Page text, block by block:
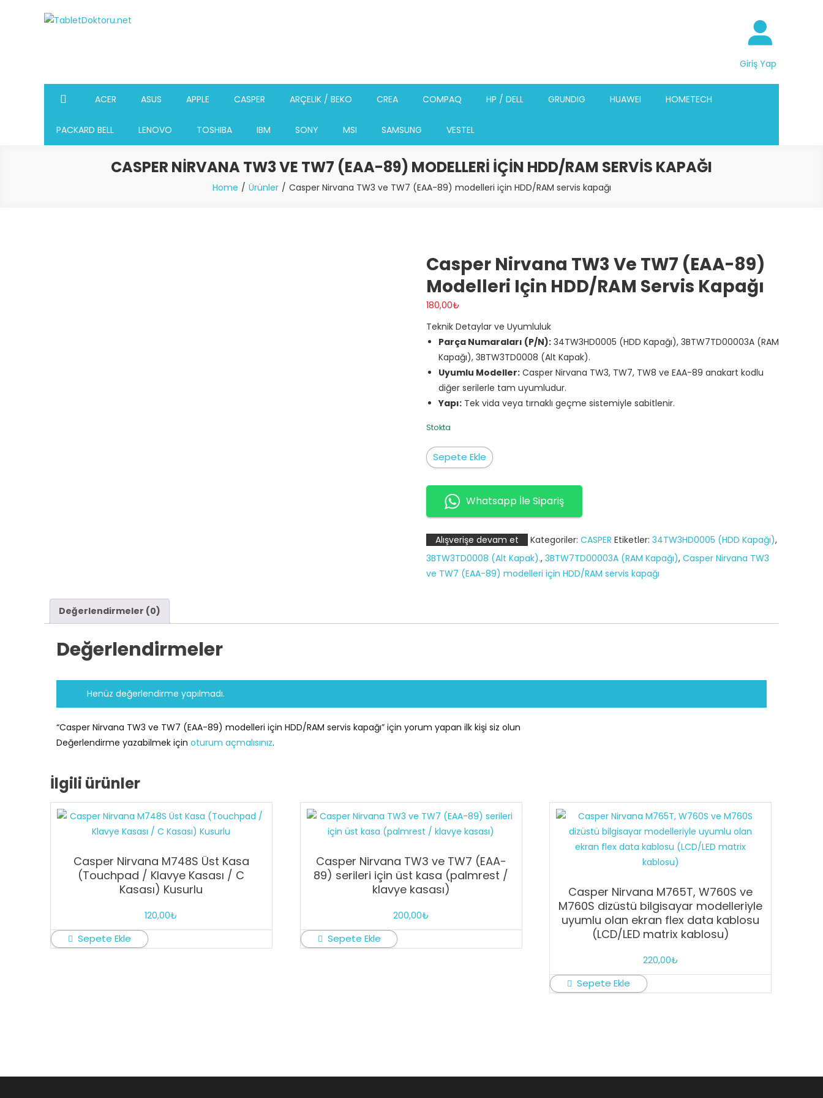
Giriş Yap
ACER ASUS APPLE CASPER ARÇELIK / BEKO CREA COMPAQ HP / DELL GRUNDIG HUAWEI HOMETECH
PACKARD BELL LENOVO TOSHIBA IBM SONY MSI SAMSUNG VESTEL
CASPER NIRVANA TW3 VE TW7 (EAA-89) MODELLERI IÇIN HDD/RAM SERVIS KAPAĞI
Home Ürünler Casper Nirvana TW3 ve TW7 (EAA-89) modelleri için HDD/RAM servis kapağı
Casper Nirvana TW3 Ve TW7 (EAA-89)
Modelleri Için HDD/RAM Servis Kapağı
180,00₺
Teknik Detaylar ve Uyumluluk
Parça Numaraları (P/N): 34TW3HD0005 (HDD Kapağı), 3BTW7TD00003A (RAM
Kapağı), 3BTW3TD0008 (Alt Kapak).
Uyumlu Modeller: Casper Nirvana TW3, TW7, TW8 ve EAA-89 anakart kodlu
diğer serilerle tam uyumludur.
Yapı: Tek vida veya tırnaklı geçme sistemiyle sabitlenir.
Stokta
Casper
Nirvana
TW3
TW7
89)
modelleri
için
kapağı
Sepete Ekle
Whatsapp İle Sipariş
Alışverişe devam et Kategoriler: CASPER Etiketler: 34TW3HD0005 (HDD Kapağı),
3BTW3TD0008 (Alt Kapak)., 3BTW7TD00003A (RAM Kapağı), Casper Nirvana TW3
ve TW7 (EAA-89) modelleri için HDD/RAM servis kapağı
Değerlendirmeler (0)
Değerlendirmeler
Henüz değerlendirme yapılmadı.
“Casper Nirvana TW3 ve TW7 (EAA-89) modelleri için HDD/RAM servis kapağı” için yorum yapan ilk kişi siz olun
Değerlendirme yazabilmek için oturum açmalısınız.
İlgili ürünler
Casper Nirvana M748S Üst Kasa
(Touchpad / Klavye Kasası / C
Kasası) Kusurlu
120,00₺
Sepete Ekle
Casper Nirvana TW3 ve TW7 (EAA-
89) serileri için üst kasa (palmrest /
klavye kasası)
200,00₺
Sepete Ekle
Casper Nirvana M765T, W760S ve
M760S dizüstü bilgisayar modelleriyle
uyumlu olan ekran flex data kablosu
(LCD/LED matrix kablosu)
220,00₺
Sepete Ekle